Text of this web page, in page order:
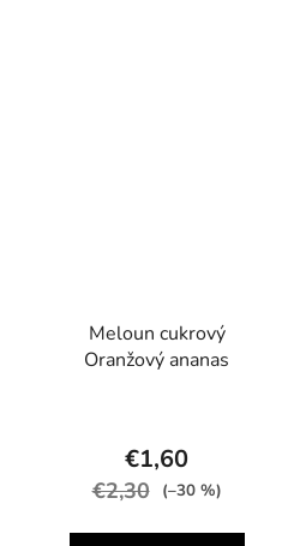
Meloun cukrový
Oranžový ananas
€1,60
€2,30 (–30 %)